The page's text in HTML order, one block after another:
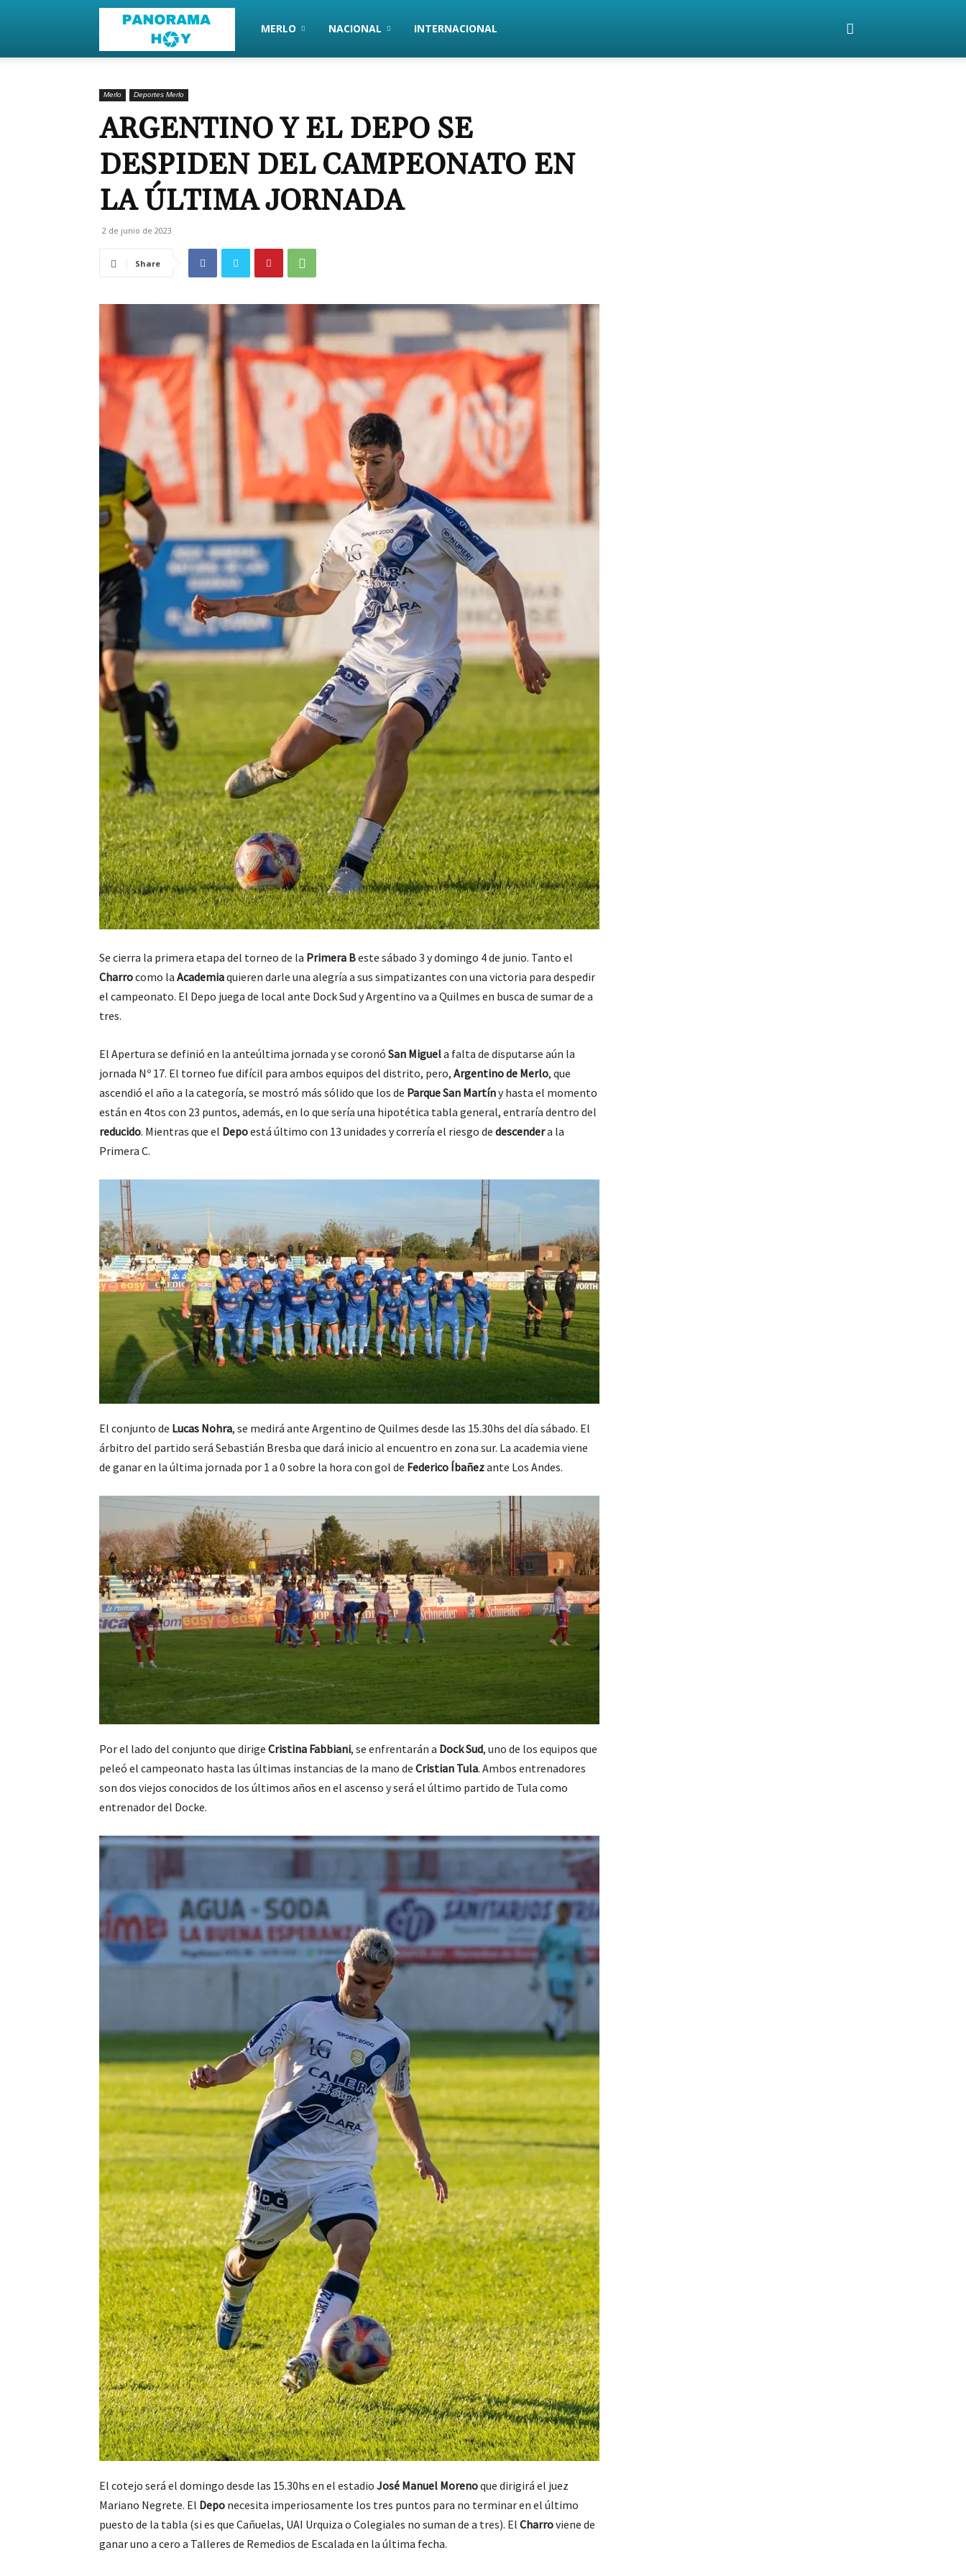
PanoramaHoy
MERLO NACIONAL INTERNACIONAL
Merlo Deportes Merlo
ARGENTINO Y EL DEPO SE
DESPIDEN DEL CAMPEONATO EN
LA ÚLTIMA JORNADA
2 de junio de 2023
Share
Se cierra la primera etapa del torneo de la Primera Beste sábado 3 y domingo 4 de junio. Tanto el
Charrocomo la Academiaquieren darle una alegría a sus simpatizantes con una victoria para despedir
el campeonato. El Depo juega de local ante Dock Sud y Argentino va a Quilmes en busca de sumar de a
tres.
El Apertura se definió en la anteúltima jornada y se coronó San Miguela falta de disputarse aún la
jornada Nº 17. El torneo fue difícil para ambos equipos del distrito, pero, Argentino de Merlo, que
ascendió el año a la categoría, se mostró más sólido que los de Parque San Martíny hasta el momento
están en 4tos con 23 puntos, además, en lo que sería una hipotética tabla general, entraría dentro del
reducido. Mientras que el Depoestá último con 13 unidades y correría el riesgo de descendera la
Primera C.
El conjunto de Lucas Nohra, se medirá ante Argentino de Quilmes desde las 15.30hs del día sábado. El
árbitro del partido será Sebastián Bresba que dará inicio al encuentro en zona sur. La academia viene
de ganar en la última jornada por 1 a 0 sobre la hora con gol de Federico Íbañezante Los Andes.
Por el lado del conjunto que dirige Cristina Fabbiani, se enfrentarán a Dock Sud, uno de los equipos que
peleó el campeonato hasta las últimas instancias de la mano de Cristian Tula. Ambos entrenadores
son dos viejos conocidos de los últimos años en el ascenso y será el último partido de Tula como
entrenador del Docke.
El cotejo será el domingo desde las 15.30hs en el estadio José Manuel Morenoque dirigirá el juez
Mariano Negrete. El Depo necesita imperiosamente los tres puntos para no terminar en el último
puesto de la tabla (si es que Cañuelas, UAI Urquiza o Colegiales no suman de a tres). El Charroviene de
ganar uno a cero a Talleres de Remedios de Escalada en la última fecha.